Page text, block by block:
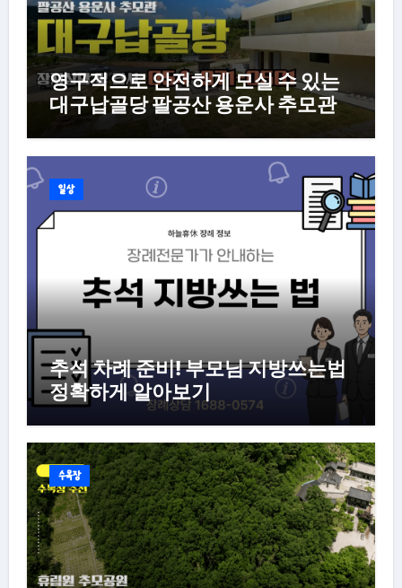
영구적으로 안전하게 모실 수 있는
대구납골당 팔공산 용운사 추모관
일상
추석 차례 준비! 부모님 지방쓰는법
정확하게 알아보기
수목장